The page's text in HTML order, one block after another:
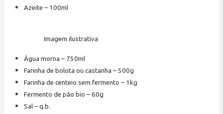
Azeite – 100ml
Imagem ilustrativa
Água morna – 750ml
Farinha de bolota ou castanha – 500g
Farinha de centeio sem fermento – 1kg
Fermento de pão bio – 60g
Sal – q.b.